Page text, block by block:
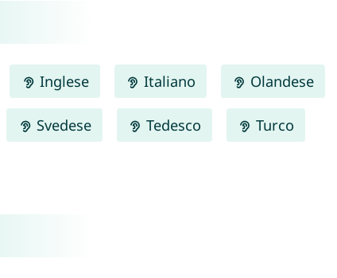
Inglese Italiano Olandese
Svedese Tedesco Turco